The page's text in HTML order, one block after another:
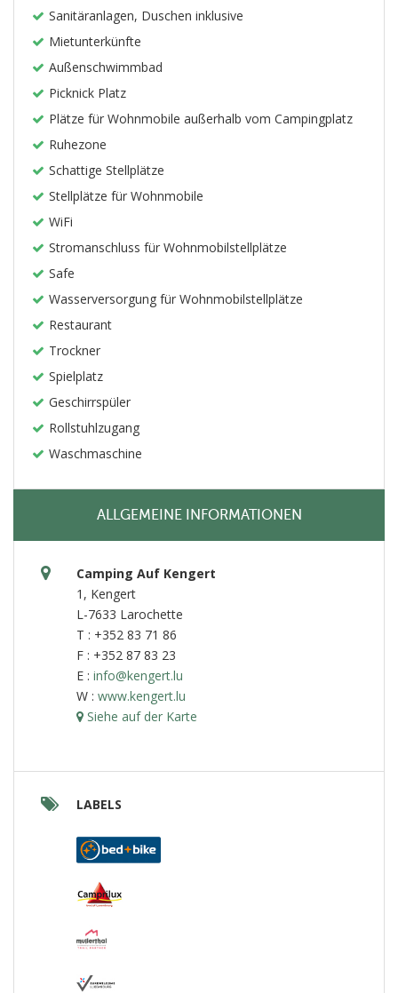
Sanitäranlagen, Duschen inklusive
Mietunterkünfte
Außenschwimmbad
Picknick Platz
Plätze für Wohnmobile außerhalb vom Campingplatz
Ruhezone
Schattige Stellplätze
Stellplätze für Wohnmobile
WiFi
Stromanschluss für Wohnmobilstellplätze
Safe
Wasserversorgung für Wohnmobilstellplätze
Restaurant
Trockner
Spielplatz
Geschirrspüler
Rollstuhlzugang
Waschmaschine
ALLGEMEINE INFORMATIONEN
Camping Auf Kengert
1, Kengert
L-7633 Larochette
T : +352 83 71 86
F : +352 87 83 23
E : info@kengert.lu
W : www.kengert.lu
Siehe auf der Karte
LABELS